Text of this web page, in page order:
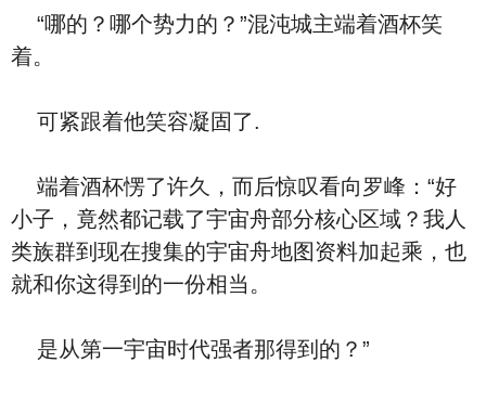
“哪的？哪个势力的？”混沌城主端着酒杯笑
着。
可紧跟着他笑容凝固了.
端着酒杯愣了许久，而后惊叹看向罗峰：“好
小子，竟然都记载了宇宙舟部分核心区域？我人
类族群到现在搜集的宇宙舟地图资料加起乘，也
就和你这得到的一份相当。
是从第一宇宙时代强者那得到的？”